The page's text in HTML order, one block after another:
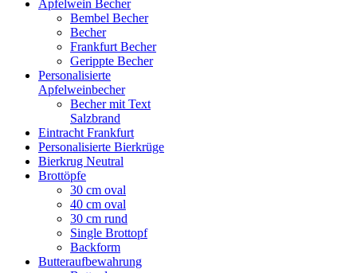
Apfelwein Becher
Bembel Becher
Becher
Frankfurt Becher
Gerippte Becher
Personalisierte
Apfelweinbecher
Becher mit Text
Salzbrand
Eintracht Frankfurt
Personalisierte Bierkrüge
Bierkrug Neutral
Brottöpfe
30 cm oval
40 cm oval
30 cm rund
Single Brottopf
Backform
Butteraufbewahrung